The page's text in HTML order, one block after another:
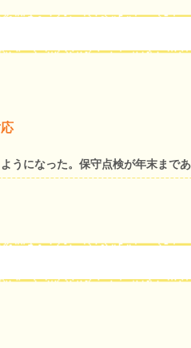
うになった。保守点検が年末まで